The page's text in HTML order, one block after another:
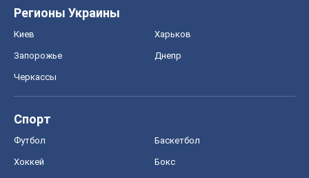
Регионы Украины
Киев Харьков
Запорожье Днепр
Черкассы
Спорт
Футбол Баскетбол
Хоккей Бокс